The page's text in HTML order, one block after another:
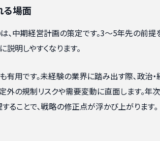
る場面
、中期経営計画の策定です。3〜5年先の前提
明しやすくなります。
有用です。未経験の業界に踏み出す際、政治
外の規制リスクや需要変動に直面します。
ることで、戦略の修正点が浮かび上がります。